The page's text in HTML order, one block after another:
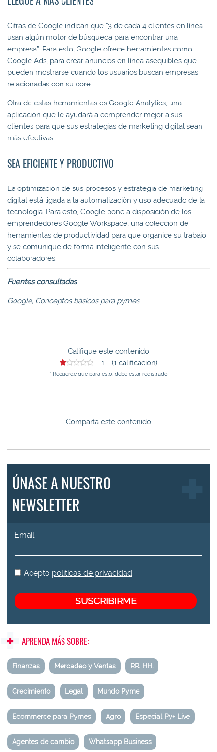
Cifras de Google indican que “3 de cada 4 clientes en línea
usan algún motor de búsqueda para encontrar una
empresa”. Para esto, Google ofrece herramientas como
Google Ads, para crear anuncios en línea asequibles que
pueden mostrarse cuando los usuarios buscan empresas
relacionadas con su core.
Otra de estas herramientas es Google Analytics, una
aplicación que le ayudará a comprender mejor a sus
clientes para que sus estrategias de marketing digital sean
más efectivas.
SEA EFICIENTE Y PRODUCTIVO
La optimización de sus procesos y estrategia de marketing
digital está ligada a la automatización y uso adecuado de la
tecnología. Para esto, Google pone a disposición de los
emprendedores Google Workspace, una colección de
herramientas de productividad para que organice su trabajo
y se comunique de forma inteligente con sus
colaboradores.
Fuentes consultadas
Google, Conceptos básicos para pymes
Califique este contenido
1 (1 calificación)
* Recuerde que para esto, debe estar registrado
Comparta este contenido
ÚNASE A NUESTRO
NEWSLETTER
Email:
Acepto políticas de privacidad
APRENDA MÁS SOBRE:
Finanzas Mercadeo y Ventas RR. HH.
Crecimiento Legal Mundo Pyme
Ecommerce para Pymes Agro Especial Py+ Live
Agentes de cambio Whatsapp Business